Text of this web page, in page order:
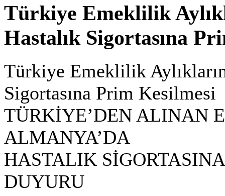
Türkiye Emeklilik
Hastalık Sigortasına
Türkiye Emeklilik
Sigortasına Prim Kesilmesi
TÜRKİYE’DEN ALINAN
ALMANYA’DA
HASTALIK
DUYURU